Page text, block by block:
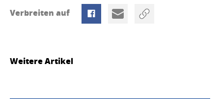
Verbreiten auf
Weitere Artikel